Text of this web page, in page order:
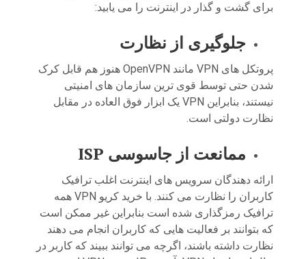
برای گشت و گذار در اینترنت را می یابید:
جلوگیری از نظارت
پروتکل های VPN مانند OpenVPN هنوز هم قابل کرک
شدن حتی توسط قوی ترین سازمان های امنیتی
نیستند، بنابراین VPN یک ابزار فوق العاده در مقابل
نظارت دولتی است.
ممانعت از جاسوسی ISP
ارائه دهندگان سرویس های اینترنت اغلب ترافیک
کاربران را نظارت می کنند. با خرید کریو VPN همه
ترافیک رمزگذاری شده است بنابراین غیر ممکن است
که بتوانند بر فعالیت هایی که کاربران انجام می دهند
نظارت داشته باشند، اگرچه می توانند ببیند که کاربر در